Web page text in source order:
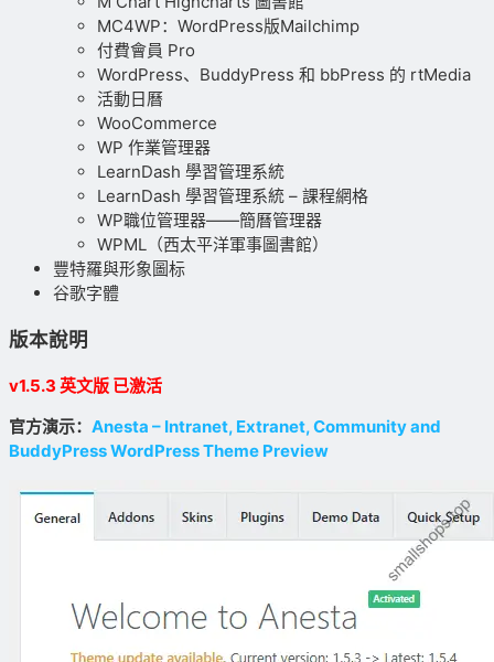
MC4WP：WordPress版Mailchimp
付費會員 Pro
WordPress、BuddyPress 和 bbPress 的 rtMedia
活動日曆
WooCommerce
WP 作業管理器
LearnDash 學習管理系統
LearnDash 學習管理系統 – 課程網格
WP職位管理器——簡曆管理器
WPML（西太平洋軍事圖書館）
豐特羅與形象圖标
谷歌字體
版本說明
v1.5.3 英文版 已激活
官方演示： Anesta – Intranet, Extranet, Community and
BuddyPress WordPress Theme Preview